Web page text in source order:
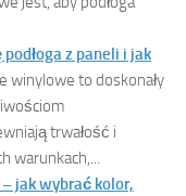
z paneli i jak
winylowe to doskonały
trwałość i
warunkach,...
– jak wybrać kolor,